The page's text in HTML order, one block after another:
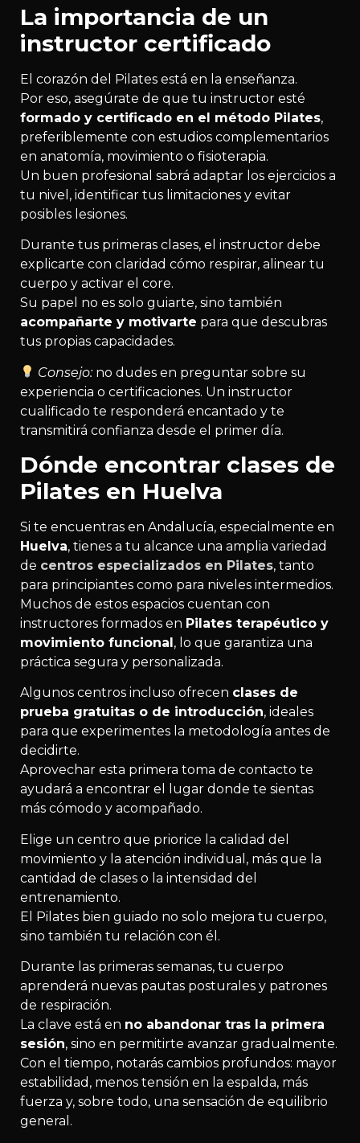
La importancia de un
instructor certificado
El corazón del Pilates está en la enseñanza.
Por eso, asegúrate de que tu instructor esté
formado y certificado en el método Pilates,
preferiblemente con estudios complementarios
en anatomía, movimiento o fisioterapia.
Un buen profesional sabrá adaptar los ejercicios a
tu nivel, identificar tus limitaciones y evitar
posibles lesiones.
Durante tus primeras clases, el instructor debe
explicarte con claridad cómo respirar, alinear tu
cuerpo y activar el core.
Su papel no es solo guiarte, sino también
acompañarte y motivarte para que descubras
tus propias capacidades.
Consejo:no dudes en preguntar sobre su
experiencia o certificaciones. Un instructor
cualificado te responderá encantado y te
transmitirá confianza desde el primer día.
Dónde encontrar clases de
Pilates en Huelva
Si te encuentras en Andalucía, especialmente en
Huelva, tienes a tu alcance una amplia variedad
de centros especializados en Pilates, tanto
para principiantes como para niveles intermedios.
Muchos de estos espacios cuentan con
instructores formados en Pilates terapéutico y
movimiento funcional, lo que garantiza una
práctica segura y personalizada.
Algunos centros incluso ofrecen clases de
prueba gratuitas o de introducción, ideales
para que experimentes la metodología antes de
decidirte.
Aprovechar esta primera toma de contacto te
ayudará a encontrar el lugar donde te sientas
más cómodo y acompañado.
Elige un centro que priorice la calidad del
movimiento y la atención individual, más que la
cantidad de clases o la intensidad del
entrenamiento.
El Pilates bien guiado no solo mejora tu cuerpo,
sino también tu relación con él.
Durante las primeras semanas, tu cuerpo
aprenderá nuevas pautas posturales y patrones
de respiración.
La clave está en no abandonar tras la primera
sesión, sino en permitirte avanzar gradualmente.
Con el tiempo, notarás cambios profundos: mayor
estabilidad, menos tensión en la espalda, más
fuerza y, sobre todo, una sensación de equilibrio
general.